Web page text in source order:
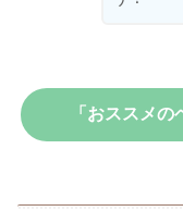
「おススメ